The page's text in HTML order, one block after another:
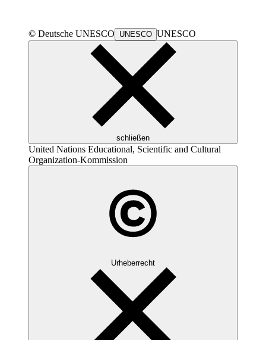
© Deutsche UNESCO UNESCO UNESCO
schließen
United Nations Educational, Scientific and Cultural
Organization-Kommission
Urheberrecht